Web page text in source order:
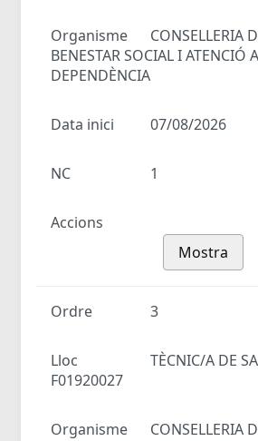
Organisme
CONSELLERIA
BENESTAR SOCIAL I ATENCIÓ
DEPENDÈNCIA
Data inici 07/08/2026
NC 1
Accions
Mostra
Ordre 3
Lloc
TÈCNIC/A DE
F01920027
Organisme CONSELLERIA